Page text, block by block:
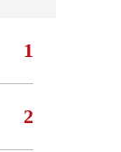
1
2